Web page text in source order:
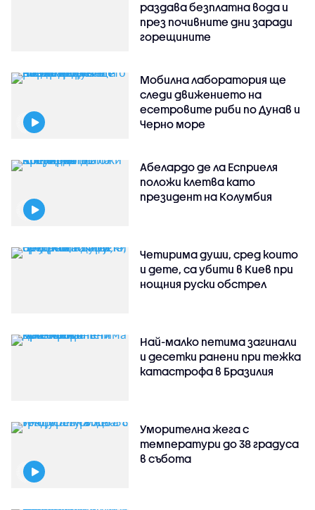
раздава безплатна вода и
през почивните дни заради
горещините
Мобилна лаборатория ще
следи движението на
есетровите риби по Дунав и
Черно море
Абелардо де ла Есприеля
положи клетва като
президент на Колумбия
Четирима души, сред които
и дете, са убити в Киев при
нощния руски обстрел
Най-малко петима загинали
и десетки ранени при тежка
катастрофа в Бразилия
Уморителна жега с
температури до 38 градуса
в събота